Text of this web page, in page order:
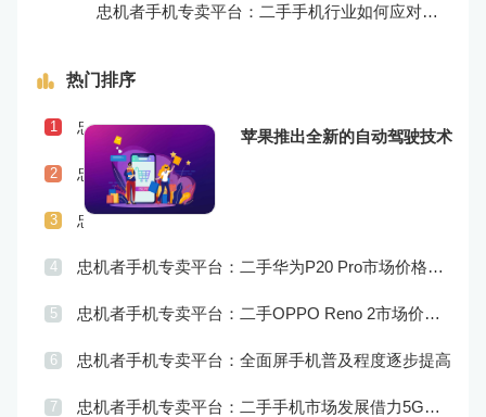
忠机者手机专卖平台：二手手机行业如何应对物流运营的优化
热门排序
苹果推出全新的自动驾驶技术
1 忠机者手机专卖平台：二手手机行业如何应对社会民生问题
2 忠机者手机专卖平台：LG发布Wing智能手机，支持双屏交互
3 忠机者手机专卖平台：二手手机行业如何应对供应链管理的挑战
4 忠机者手机专卖平台：二手华为P20 Pro市场价格持续波动
5 忠机者手机专卖平台：二手OPPO Reno 2市场价格相对稳定
6 忠机者手机专卖平台：全面屏手机普及程度逐步提高
7 忠机者手机专卖平台：二手手机市场发展借力5G，迎来新机遇